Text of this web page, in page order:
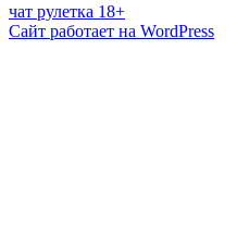
чат рулетка 18+
Сайт работает на WordPress